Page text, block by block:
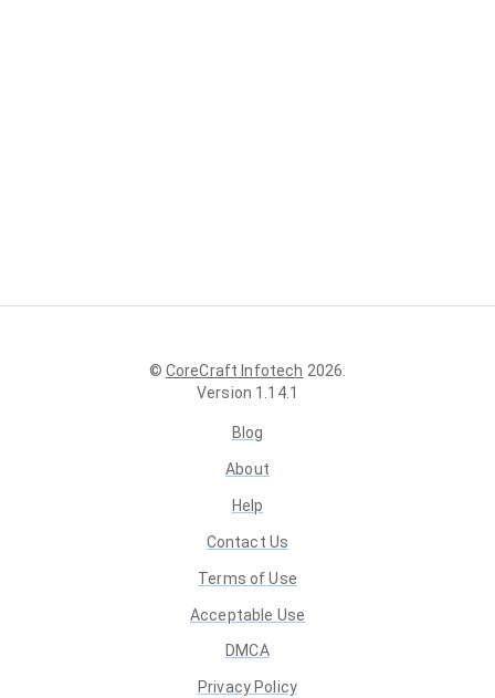
© CoreCraft Infotech 2026
Version 1.14.1
Blog
About
Help
Contact Us
Terms of Use
Acceptable Use
DMCA
Privacy Policy